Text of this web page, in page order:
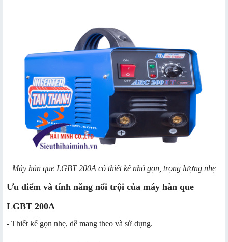
Máy hàn que LGBT 200A có thiết kế nhỏ gọn, trọng lượng nhẹ
Ưu điểm và tính năng nổi trội của máy hàn que
LGBT 200A
- Thiết kế gọn nhẹ, dễ mang theo và sử dụng.